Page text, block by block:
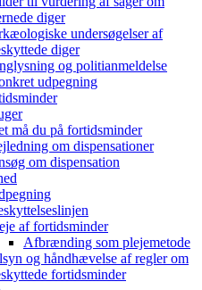
diger
undersøgelser af
diger
og politianmeldelse
udpegning
må du på fortidsminder
om dispensationer
om dispensation
af fortidsminder
Afbrænding som plejemetode
og håndhævelse af regler om
fortidsminder